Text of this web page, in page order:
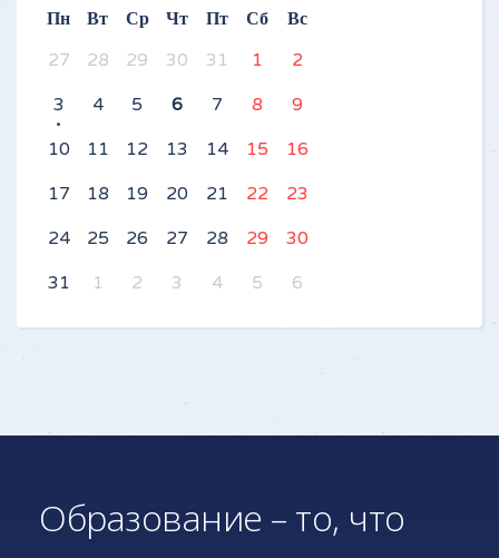
Пн
Вт Ср Чт Пт Сб
Вс
27
28 29 30 31 1
2
3
4 5 6 7 8
9
10
11 12 13 14 15
16
17
18 19 20 21 22
23
24
25 26 27 28 29
30
31
1 2 3 4 5 6
Образование – то, что